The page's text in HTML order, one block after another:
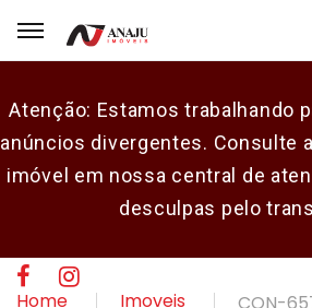
Atenção: Estamos trabalhando
anúncios divergentes. Consulte
imóvel em nossa central de
desculpas pelo
E-mail
Home Imoveis
CON-